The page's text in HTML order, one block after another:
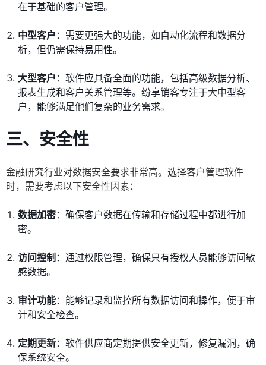
在于基础的客户管理。
中型客户 ：需要更强大的功能，如自动化流程和数据分
析，但仍需保持易用性。
大型客户 ：软件应具备全面的功能，包括高级数据分析、
报表生成和客户关系管理等。纷享销客专注于大中型客
户，能够满足他们复杂的业务需求。
三、安全性
金融研究行业对数据安全要求非常高。选择客户管理软件
时，需要考虑以下安全性因素：
数据加密：确保客户数据在传输和存储过程中都进行加
密。
访问控制 ：通过权限管理，确保只有授权人员能够访问敏
感数据。
审计功能：能够记录和监控所有数据访问和操作，便于审
计和安全检查。
定期更新：软件供应商定期提供安全更新，修复漏洞，确
保系统安全。